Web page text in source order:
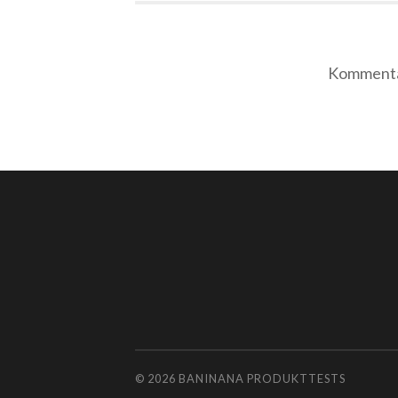
© 2026 BANINANA PRODUKTTESTS